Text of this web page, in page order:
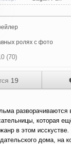
ролях с фото
(70)
19
разворачиваются
которая
в этом
дома, на